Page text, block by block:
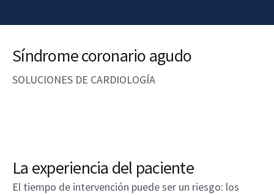
Síndrome coronario agudo
SOLUCIONES DE CARDIOLOGÍA
La experiencia del paciente
El tiempo de intervención puede ser un riesgo: los